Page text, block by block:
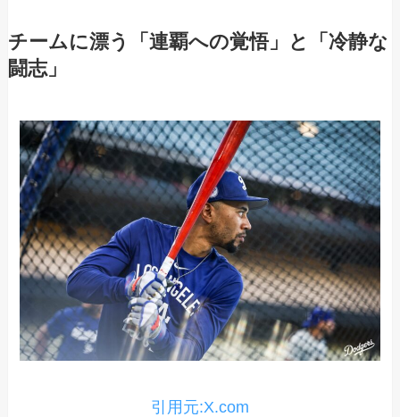
チームに漂う「連覇への覚悟」と「冷静な
闘志」
引用元:X.com